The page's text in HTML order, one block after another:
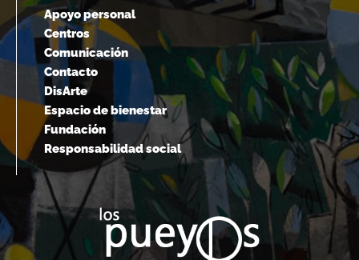
Apoyo personal
Centros
Comunicación
Contacto
DisArte
Espacio de bienestar
Fundación
Responsabilidad social